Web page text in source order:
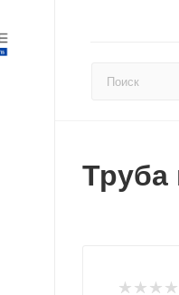
Труба